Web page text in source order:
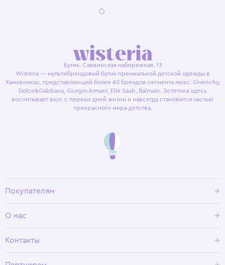
Бутик. Саввинская набережная, 13
Wisteria — мультибрендовый бутик премиальной детской одежды в
Хамовниках, представляющий более 60 брендов сегмента люкс: Givenchy,
Dolce&Gabbana, Giorgio Armani, Elie Saab, Balmain. Эстетика здесь
воспитывает вкус с первых дней жизни и навсегда становится частью
прекрасного мира детства.
Покупателям
Условия возврата
О нас
Программа лояльности
Контакты